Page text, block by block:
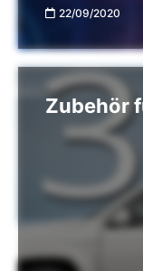
22/09/2020
Zubehör